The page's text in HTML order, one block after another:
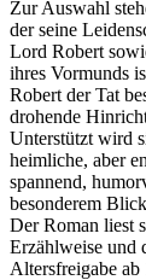
Zur Auswahl
der seine
Lord Robert
ihres Vormunds
Robert der Tat
drohende
Unterstützt wird
heimliche, aber
spannend,
besonderem
Der Roman liest
Erzählweise und
Altersfreigabe ab